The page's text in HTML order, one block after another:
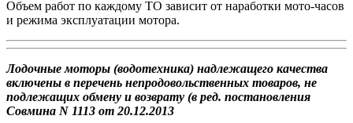
Объем работ по каждому ТО зависит от наработки мото-часов
и режима эксплуатации мотора.
Лодочные моторы (водотехника) надлежащего качества
включены в перечень непродовольственных товаров, не
подлежащих обмену и возврату (в ред. постановления
Совмина N 1113 от 20.12.2013